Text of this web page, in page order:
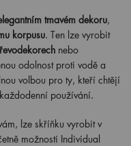
tmavém dekoru,
korpusu. Ten lze vyrobit
nebo
odolnost proti vodě a
volbou pro ty, kteří chtějí
používání.
lze skříňku vyrobit v
možnosti Individual